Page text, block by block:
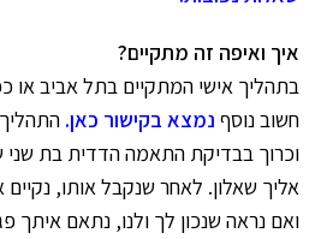
איך ואיפה זה מתקיים?
בתהליך אישי המתקיים בתל אביב או
חשוב נוסף נמצא בקישור כאן.
וכרוך בבדיקת התאמה הדדית בת שני
אליך שאלון. לאחר שנקבל אותו,
ואם נראה שנכון לך ולנו, נתאם איתך